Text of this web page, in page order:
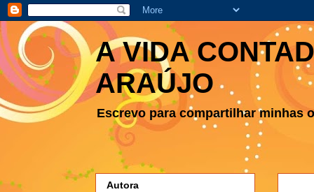
A VIDA
ARAÚJO
Escrevo para compartilhar minhas
Autora